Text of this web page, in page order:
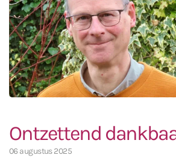
Ontzettend
06 augustus 2025